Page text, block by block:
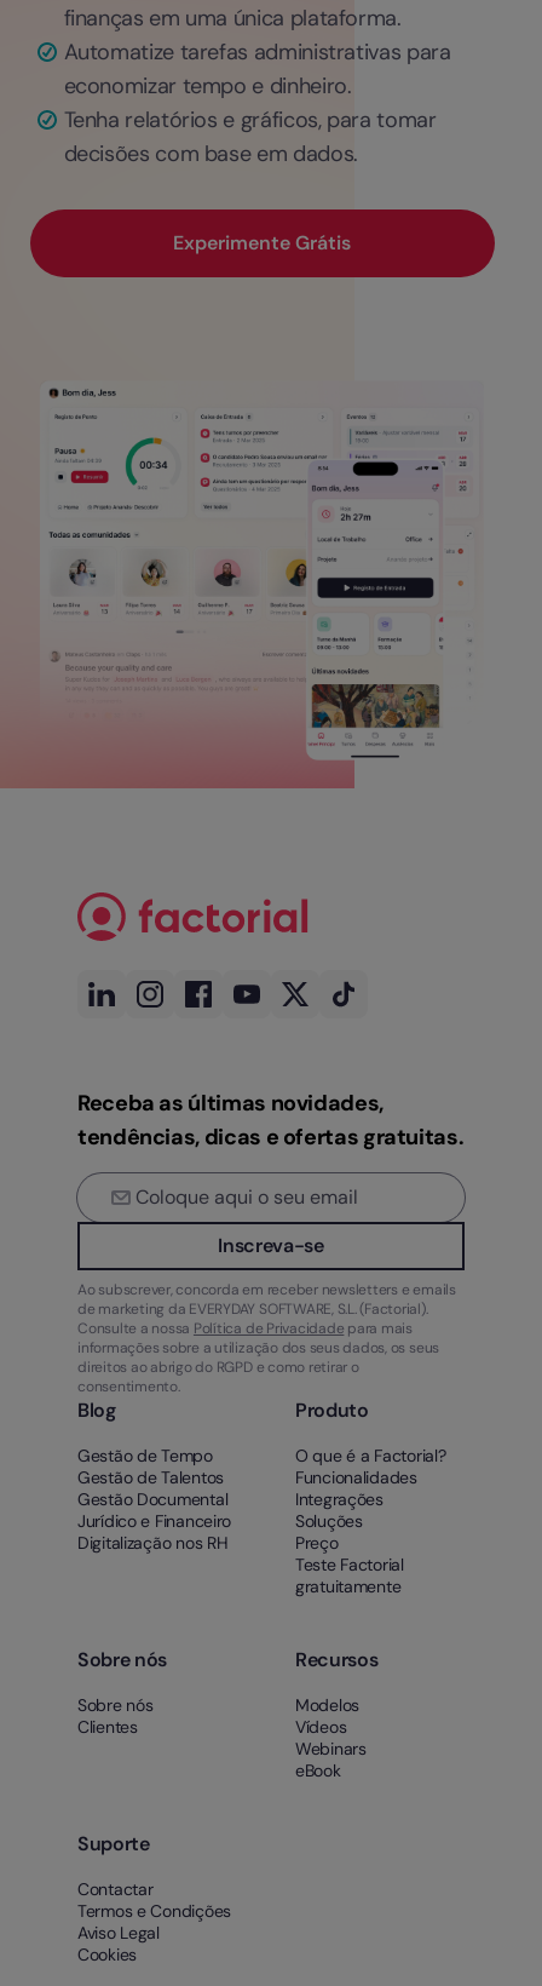
finanças em uma única plataforma.
Automatize tarefas administrativas para
economizar tempo e dinheiro.
Tenha relatórios e gráficos, para tomar
decisões com base em dados.
Experimente Grátis
Receba as últimas novidades,
tendências, dicas e ofertas gratuitas.
Inscreva-se
Ao subscrever, concorda em receber newsletters e emails
de marketing da EVERYDAY SOFTWARE, S.L. (Factorial).
Consulte a nossa Política de Privacidade para mais
informações sobre a utilização dos seus dados, os seus
direitos ao abrigo do RGPD e como retirar o
consentimento.
Blog
Gestão de Tempo
Gestão de Talentos
Gestão Documental
Jurídico e Financeiro
Digitalização nos RH
Produto
O que é a Factorial?
Funcionalidades
Integrações
Soluções
Preço
Teste Factorial
gratuitamente
Sobre nós
Sobre nós
Clientes
Recursos
Modelos
Vídeos
Webinars
eBook
Suporte
Contactar
Termos e Condições
Aviso Legal
Cookies